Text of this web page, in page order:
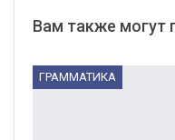
Вам также могут
ГРАММАТИКА